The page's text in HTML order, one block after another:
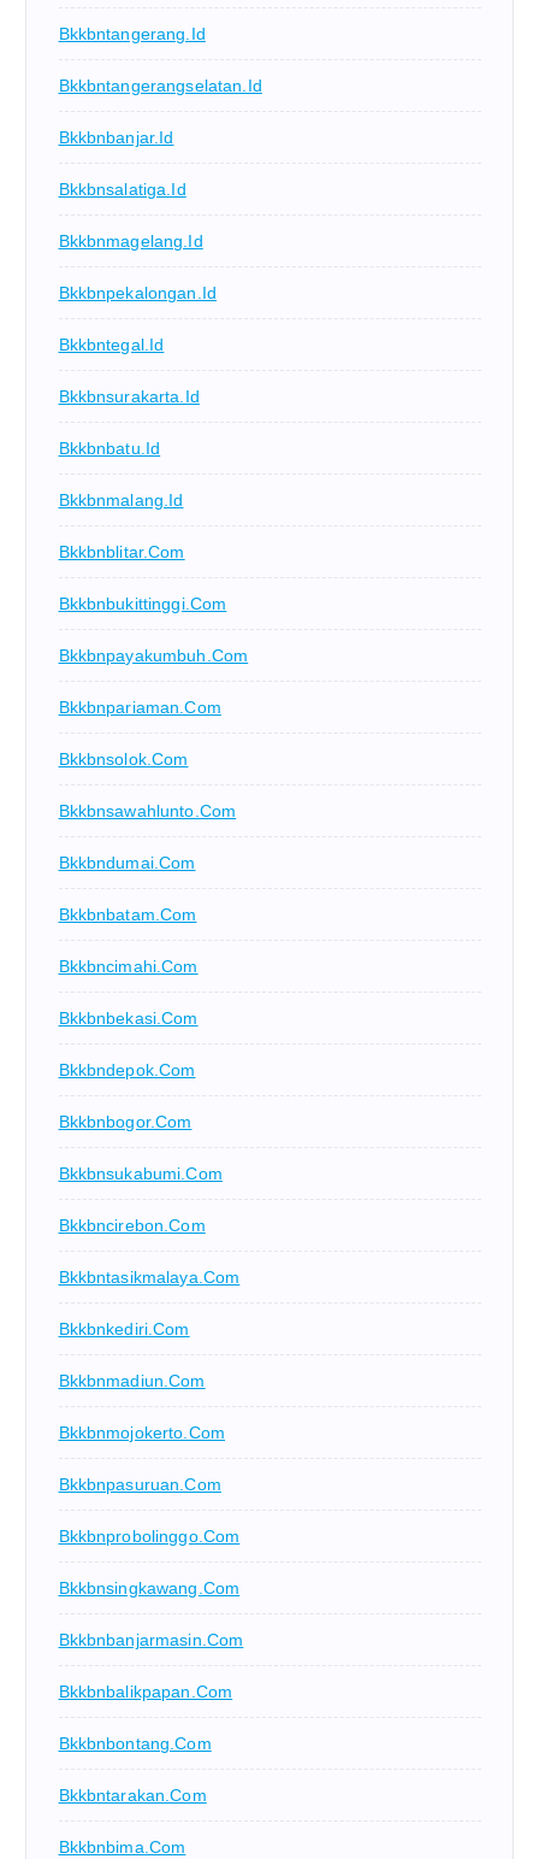
Bkkbntangerang.id
Bkkbntangerangselatan.id
Bkkbnbanjar.id
Bkkbnsalatiga.id
Bkkbnmagelang.id
Bkkbnpekalongan.id
Bkkbntegal.id
Bkkbnsurakarta.id
Bkkbnbatu.id
Bkkbnmalang.id
Bkkbnblitar.com
Bkkbnbukittinggi.com
Bkkbnpayakumbuh.com
Bkkbnpariaman.com
Bkkbnsolok.com
Bkkbnsawahlunto.com
Bkkbndumai.com
Bkkbnbatam.com
Bkkbncimahi.com
Bkkbnbekasi.com
Bkkbndepok.com
Bkkbnbogor.com
Bkkbnsukabumi.com
Bkkbncirebon.com
Bkkbntasikmalaya.com
Bkkbnkediri.com
Bkkbnmadiun.com
Bkkbnmojokerto.com
Bkkbnpasuruan.com
Bkkbnprobolinggo.com
Bkkbnsingkawang.com
Bkkbnbanjarmasin.com
Bkkbnbalikpapan.com
Bkkbnbontang.com
Bkkbntarakan.com
Bkkbnbima.com